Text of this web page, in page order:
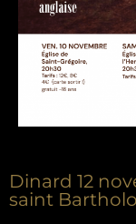
Dinard 12
saint